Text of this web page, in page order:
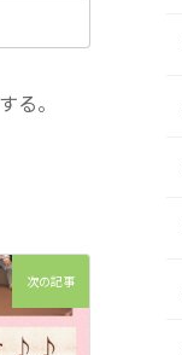
る。
次の記事